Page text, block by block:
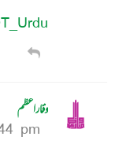
وقاراعظم
pm